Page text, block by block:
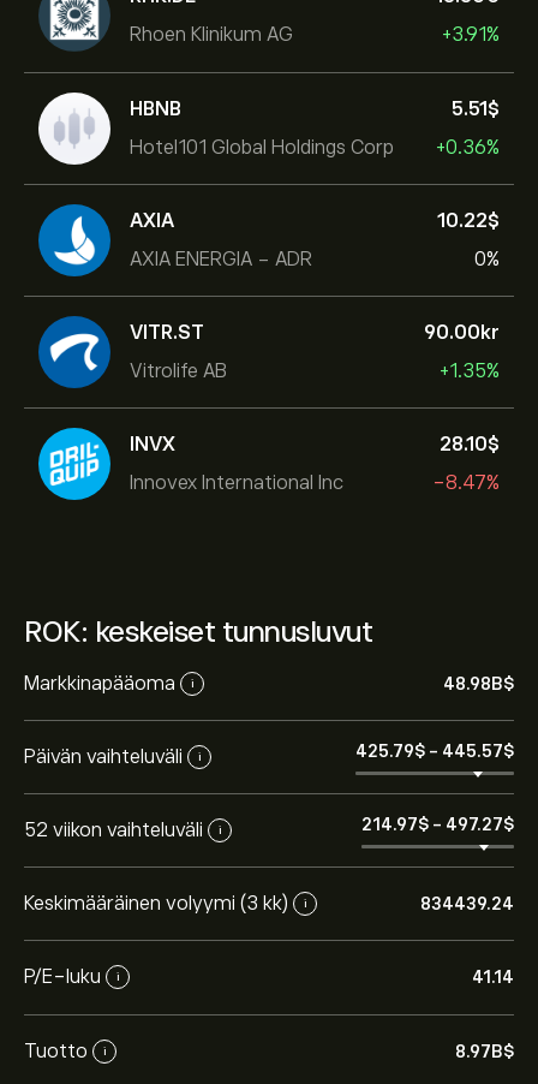
Rhoen Klinikum AG
+3.91%
HBNB
Hotel101 Global Holdings Corp
5.51‎$‎
+0.36%
AXIA
AXIA ENERGIA - ADR
10.22‎$‎
0%
VITR.ST
Vitrolife AB
90.00‎kr‎
+1.35%
INVX
Innovex International Inc
28.10‎$‎
-8.47%
ROK: keskeiset tunnusluvut
Markkinapääoma i 48.98B‎$‎
Päivän vaihteluväli i 425.79‎$‎ - 445.57‎$‎
52 viikon vaihteluväli i 214.97‎$‎ - 497.27‎$‎
Keskimääräinen volyymi (3 kk) i 834439.24
P/E-luku i 41.14
Tuotto i 8.97B‎$‎